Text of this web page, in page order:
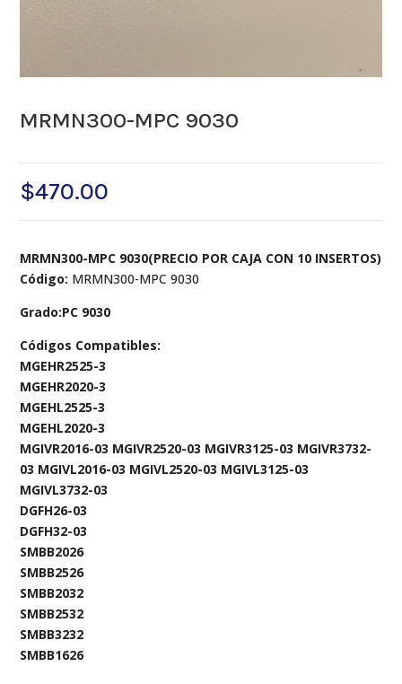
MRMN300-MPC 9030
$470.00
MRMN300-MPC 9030(PRECIO POR CAJA CON 10 INSERTOS)
Código: MRMN300-MPC 9030
Grado:PC 9030
Códigos Compatibles:
MGEHR2525-3
MGEHR2020-3
MGEHL2525-3
MGEHL2020-3
MGIVR2016-03 MGIVR2520-03 MGIVR3125-03 MGIVR3732-
03 MGIVL2016-03 MGIVL2520-03 MGIVL3125-03
MGIVL3732-03
DGFH26-03
DGFH32-03
SMBB2026
SMBB2526
SMBB2032
SMBB2532
SMBB3232
SMBB1626